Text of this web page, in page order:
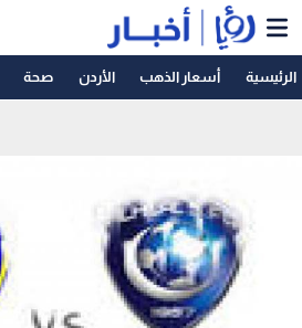
الرئيسية أسعار الذهب الأردن صحة